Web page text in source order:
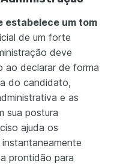
estabelece um tom
de um forte
deve
ao declarar de forma
do candidato,
e as
sua postura
ajuda os
prontidão para